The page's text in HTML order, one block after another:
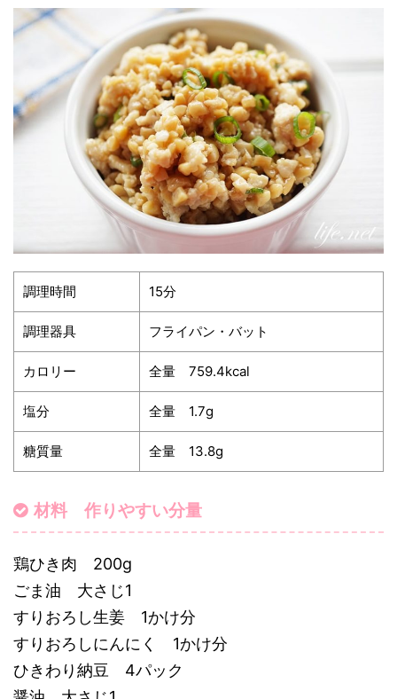
調理時間 15分
調理器具 フライパン・バット
カロリー 全量 759.4kcal
塩分 全量 1.7g
糖質量 全量 13.8g
材料 作りやすい分量
鶏ひき肉 200g
ごま油 大さじ1
すりおろし生姜 1かけ分
すりおろしにんにく 1かけ分
ひきわり納豆 4パック